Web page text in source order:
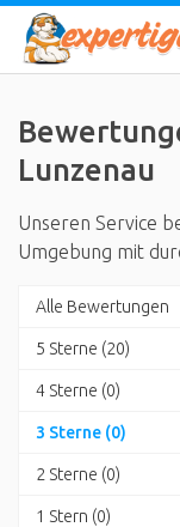
Lunzenau
Unseren Service
Umgebung mit
Alle Bewertungen
5 Sterne (20)
4 Sterne (0)
3 Sterne (0)
2 Sterne (0)
1 Stern (0)